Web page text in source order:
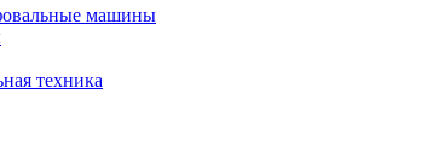
машины
техника